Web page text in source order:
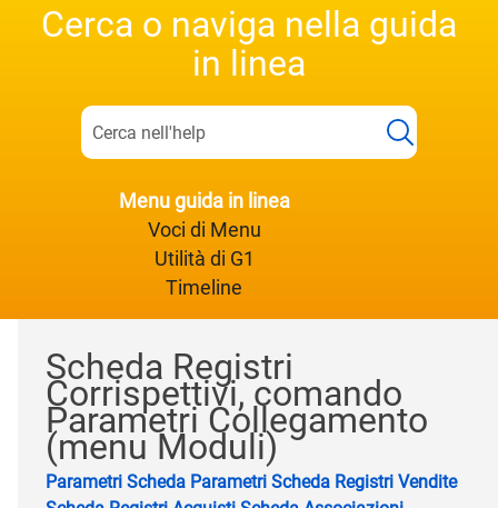
Cerca o naviga nella guida
in linea
Menu guida in linea
Voci di Menu
Utilità di G1
Timeline
Scheda Registri
Corrispettivi, comando
Parametri Collegamento
(menu Moduli)
Parametri Scheda Parametri Scheda Registri Vendite